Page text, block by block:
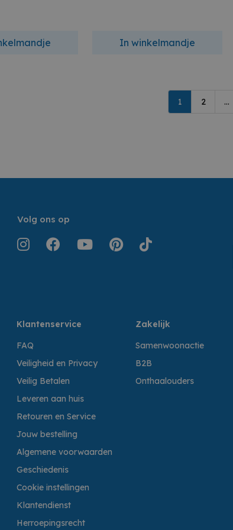
In winkelmandje
1 2 ...
Volg ons op
Klantenservice
FAQ
Veiligheid en Privacy
Veilig Betalen
Leveren aan huis
Retouren en Service
Jouw bestelling
Algemene voorwaarden
Geschiedenis
Cookie instellingen
Klantendienst
Herroepingsrecht
Zakelijk
Samenwoonactie
B2B
Onthaalouders